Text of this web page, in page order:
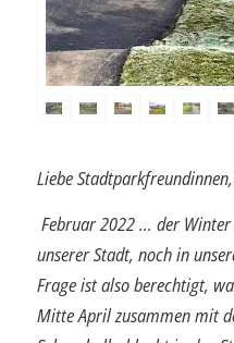
Liebe
Februar 2022 … der
unserer Stadt, noch in
Frage ist also berechtigt,
Mitte April zusammen mit